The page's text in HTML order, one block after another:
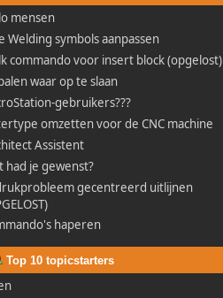
mensen
Welding symbols aanpassen
commando voor insert block (opgelost)
waar op te slaan
gebruikers???
omzetten voor de CNC machine
Assistent
had je gewenst?
gecentreerd uitlijnen
haperen
Top 10 topicstarters